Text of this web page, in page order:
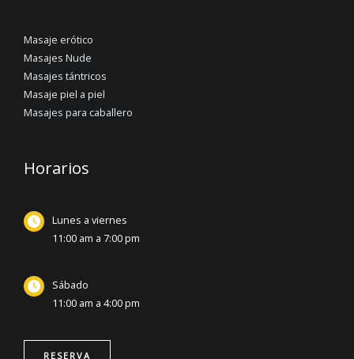
Masaje erótico
Masajes Nude
Masajes tántricos
Masaje piel a piel
Masajes para caballero
Horarios
Lunes a viernes
11:00 am a 7:00 pm
Sábado
11:00 am a 4:00 pm
RESERVA